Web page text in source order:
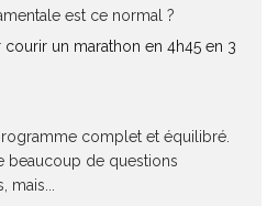
est ce normal ?
courir un marathon en 4h45 en 3
complet et équilibré.
beaucoup de questions
mais...